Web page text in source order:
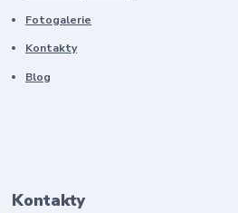
Fotogalerie
Kontakty
Blog
Kontakty